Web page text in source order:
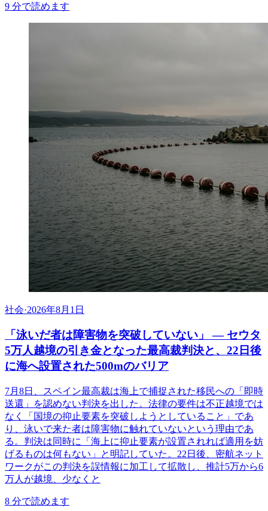
9 分で読めます
社会·2026年8月1日
「泳いだ者は障害物を突破していない」 ― セウタ
5万人越境の引き金となった最高裁判決と、22日後
に海へ設置された500mのバリア
7月8日、スペイン最高裁は海上で捕捉された移民への「即時
送還」を認めない判決を出した。法律の要件は不正越境では
なく「国境の抑止要素を突破しようとしていること」であ
り、泳いで来た者は障害物に触れていないという理由であ
る。判決は同時に「海上に抑止要素が設置されれば適用を妨
げるものは何もない」と明記していた。22日後、密航ネット
ワークがこの判決を誤情報に加工して拡散し、推計5万から6
万人が越境、少なくと
8 分で読めます